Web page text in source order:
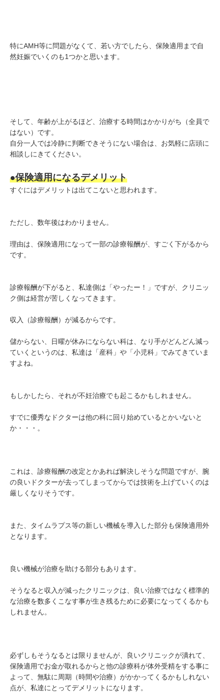
特にAMH等に問題がなくて、若い方でしたら、保険適用まで自
然妊娠でいくのも1つかと思います。
そして、年齢が上がるほど、治療する時間はかかりがち（全員で
はない）です。
自分一人では冷静に判断できそうにない場合は、お気軽に店頭に
相談しにきてください。
●保険適用になるデメリット
すぐにはデメリットは出てこないと思われます。
ただし、数年後はわかりません。
理由は、保険適用になって一部の診療報酬が、すごく下がるから
です。
診療報酬が下がると、私達側は「やったー！」ですが、クリニッ
ク側は経営が苦しくなってきます。
収入（診療報酬）が減るからです。
儲からない、日曜が休みにならない科は、なり手がどんどん減っ
ていくというのは、私達は「産科」や「小児科」でみてきていま
すよね。
もしかしたら、それが不妊治療でも起こるかもしれません。
すでに優秀なドクターは他の科に回り始めているとかいないと
か・・・。
これは、診療報酬の改定とかあれば解決しそうな問題ですが、腕
の良いドクターが去ってしまってからでは技術を上げていくのは
厳しくなりそうです。
また、タイムラプス等の新しい機械を導入した部分も保険適用外
となります。
良い機械が治療を助ける部分もあります。
そうなると収入が減ったクリニックは、良い治療ではなく標準的
な治療を数多くこなす事が生き残るために必要になってくるかも
しれません。
必ずしもそうなるとは限りませんが、良いクリニックが潰れて、
保険適用でお金が取れるからと他の診療科が体外受精をする事に
よって、無駄に周期（時間や治療）がかかってくるかもしれない
点が、私達にとってデメリットになります。